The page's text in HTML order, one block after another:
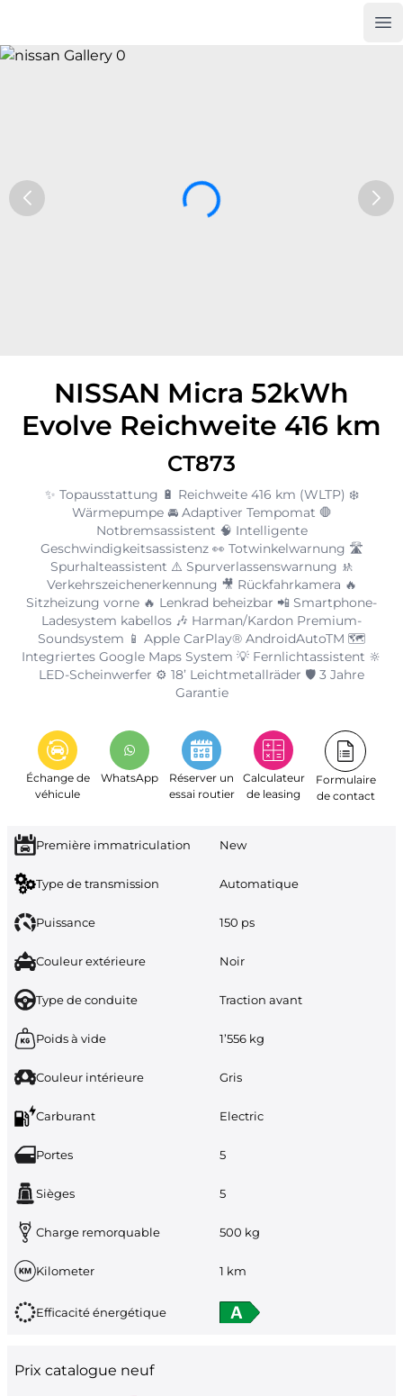
NISSAN Micra 52kWh
Evolve Reichweite 416 km
CT873
✨ Topausstattung 🔋 Reichweite 416 km (WLTP) ❄️
Wärmepumpe 🚘 Adaptiver Tempomat 🛑
Notbremsassistent 🧠 Intelligente
Geschwindigkeitsassistenz 👀 Totwinkelwarnung 🛣️
Spurhalteassistent ⚠️ Spurverlassenswarnung 🚸
Verkehrszeichenerkennung 🎥 Rückfahrkamera 🔥
Sitzheizung vorne 🔥 Lenkrad beheizbar 📲 Smartphone-
Ladesystem kabellos 🎶 Harman/Kardon Premium-
Soundsystem 📱 Apple CarPlay® AndroidAutoTM 🗺️
Integriertes Google Maps System 💡 Fernlichtassistent 🔆
LED-Scheinwerfer ⚙️ 18’ Leichtmetallräder 🛡️ 3 Jahre
Garantie
Échange de
véhicule
WhatsApp
Réserver un
essai routier
Calculateur
de leasing
Formulaire
de contact
Première immatriculation New
Type de transmission Automatique
Puissance 150 ps
Couleur extérieure Noir
Type de conduite Traction avant
Poids à vide 1’556 kg
Couleur intérieure Gris
Carburant Electric
Portes 5
Sièges 5
Charge remorquable 500 kg
Kilometer 1 km
Efficacité énergétique
Prix catalogue neuf